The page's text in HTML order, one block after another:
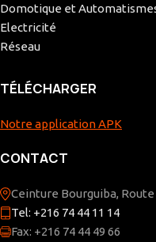
Domotique et
Electricité
Réseau
TÉLÉCHARGER
Notre application APK
CONTACT
Ceinture Bourguiba,
Tel: +216 74 44 11 14
Fax: +216 74 44 49 66